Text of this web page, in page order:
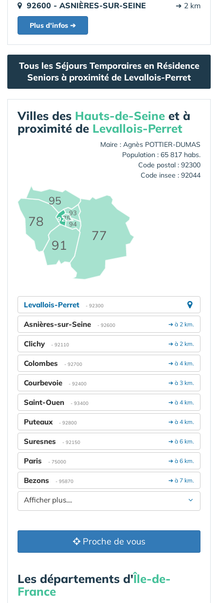
92600 - ASNIÈRES-SUR-SEINE ➔ 2 km
Plus d'infos ➔
Tous les Séjours Temporaires en Résidence
Seniors à proximité de Levallois-Perret
Villes des Hauts-de-Seine et à
proximité de Levallois-Perret
Maire : Agnès POTTIER-DUMAS
Population : 65 817 habs.
Code postal : 92300
Code insee : 92044
75
77
78
91
92
93
94
95
Levallois-Perret - 92300
➔ à 2 km.
Asnières-sur-Seine - 92600
➔ à 2 km.
Clichy - 92110
➔ à 4 km.
Colombes - 92700
➔ à 3 km.
Courbevoie - 92400
➔ à 4 km.
Saint-Ouen - 93400
➔ à 4 km.
Puteaux - 92800
➔ à 6 km.
Suresnes - 92150
➔ à 6 km.
Paris - 75000
➔ à 7 km.
Bezons - 95870
Afficher plus....
Proche de vous
Les départements d'Île-de-
France